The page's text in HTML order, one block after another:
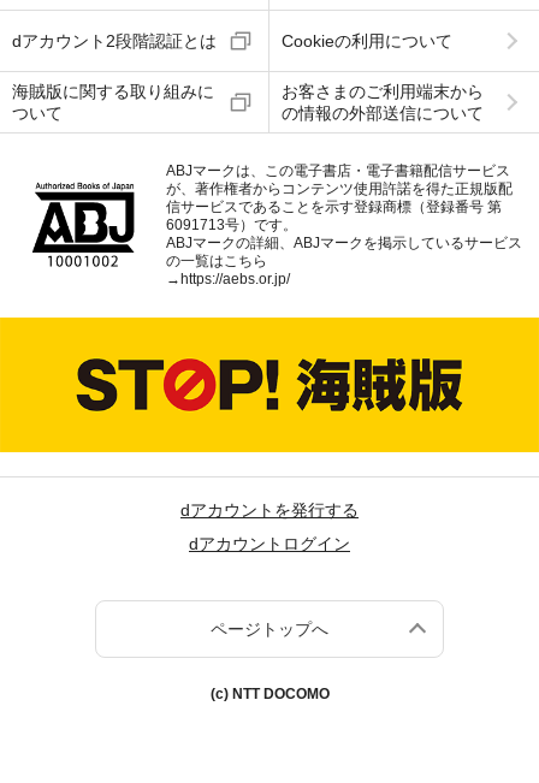
dアカウント2段階認証とは Cookieの利用について
海賊版に関する取り組みに
ついて
お客さまのご利用端末から
の情報の外部送信について
ABJマークは、この電子書店・電子書籍配信サービス
が、著作権者からコンテンツ使用許諾を得た正規版配
信サービスであることを示す登録商標（登録番号 第
6091713号）です。
ABJマークの詳細、ABJマークを掲示しているサービス
の一覧はこちら
→https://aebs.or.jp/
dアカウントを発行する
dアカウントログイン
ページトップへ
(c) NTT DOCOMO